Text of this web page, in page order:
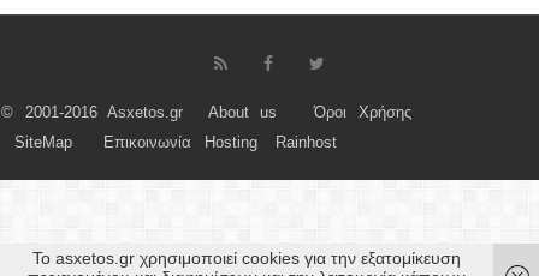
© 2001-2016 Asxetos.gr About us
Όροι Χρήσης
SiteMap
Επικοινωνία Hosting Rainhost
Το asxetos.gr χρησιμοποιεί cookies για την εξατομίκευση